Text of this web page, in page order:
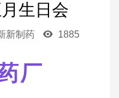
生日会
新制药 1885
厂